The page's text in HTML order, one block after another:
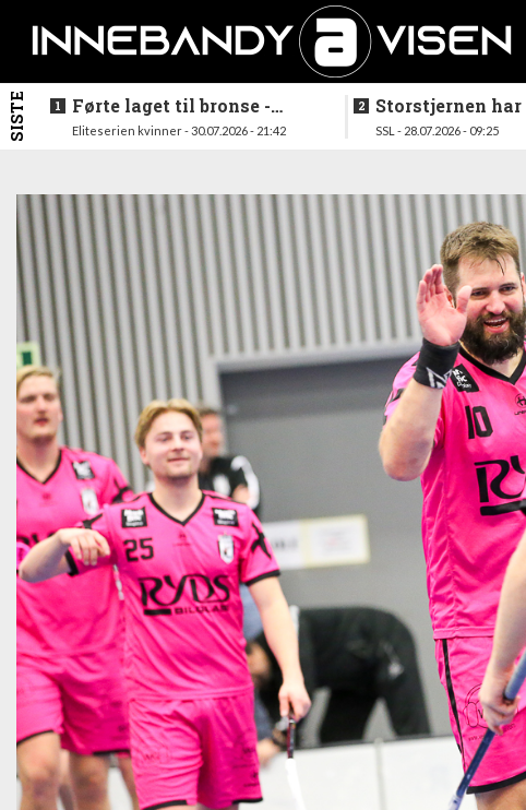
SISTE
Førte laget til bronse -
trenerduoen ferdige i
Eliteserien kvinner - 30.07.2026 - 21:42
Storstjernen
ferdig - legger
SSL - 28.07.2026 - 09:25